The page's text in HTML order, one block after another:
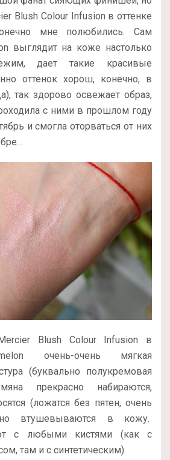
Blush Colour Infusion в оттенке
мне полюбились. Сам
выглядит на коже настолько
дает такие красивые
оттенок хорош, конечно, в
так здорово освежает образ,
с ними в прошлом году
и смогла оторваться от них
Blush Colour Infusion в
очень-очень мягкая
(буквально полукремовая
прекрасно набираются,
(ложатся без пятен, очень
втушевываются в кожу.
с любыми кистями (как с
там и с синтетическим).